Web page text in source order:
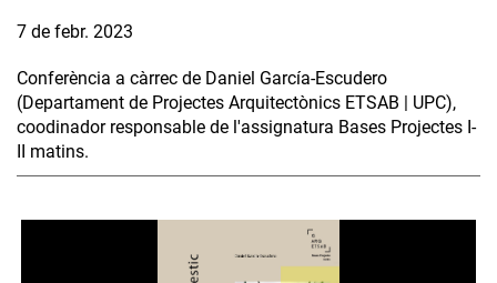
7 de febr. 2023
Conferència a càrrec de Daniel García-Escudero
(Departament de Projectes Arquitectònics ETSAB | UPC),
coodinador responsable de l'assignatura Bases Projectes I-
II matins.